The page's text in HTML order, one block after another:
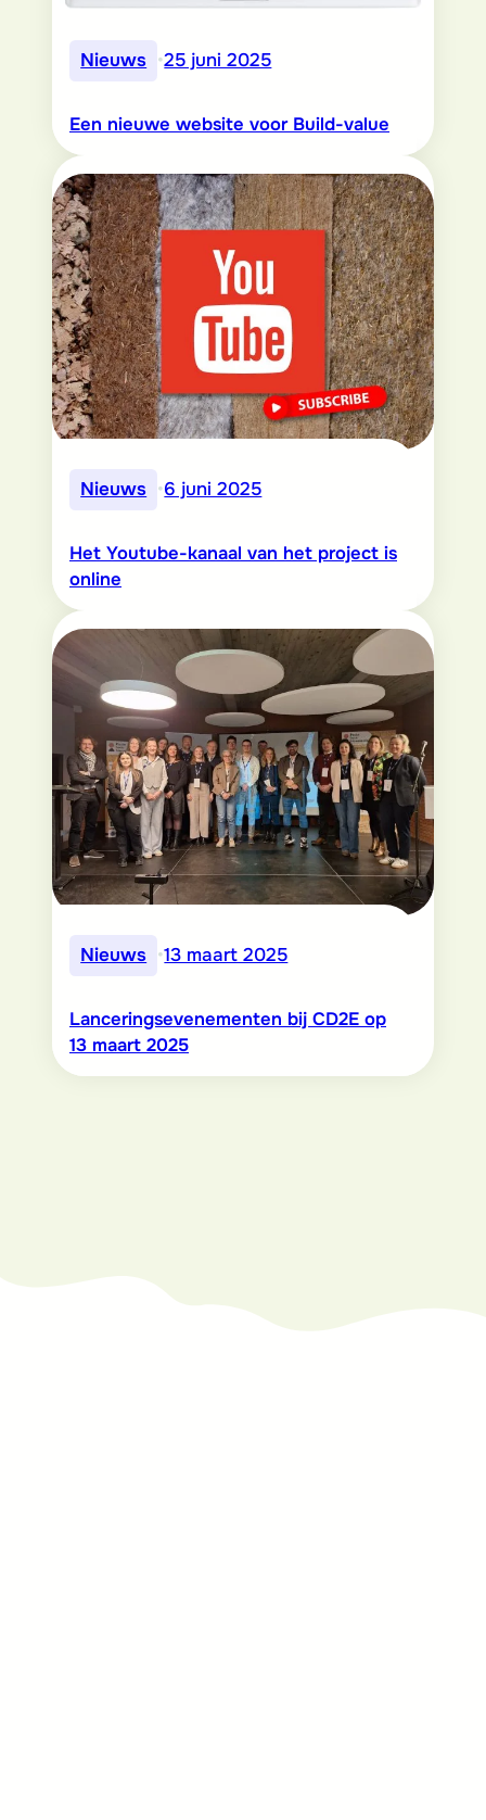
Nieuws •25 juni 2025
Een nieuwe website voor Build-value
Nieuws •6 juni 2025
Het Youtube-kanaal van het project is
online
Nieuws •13 maart 2025
Lanceringsevenementen bij CD2E op
13 maart 2025